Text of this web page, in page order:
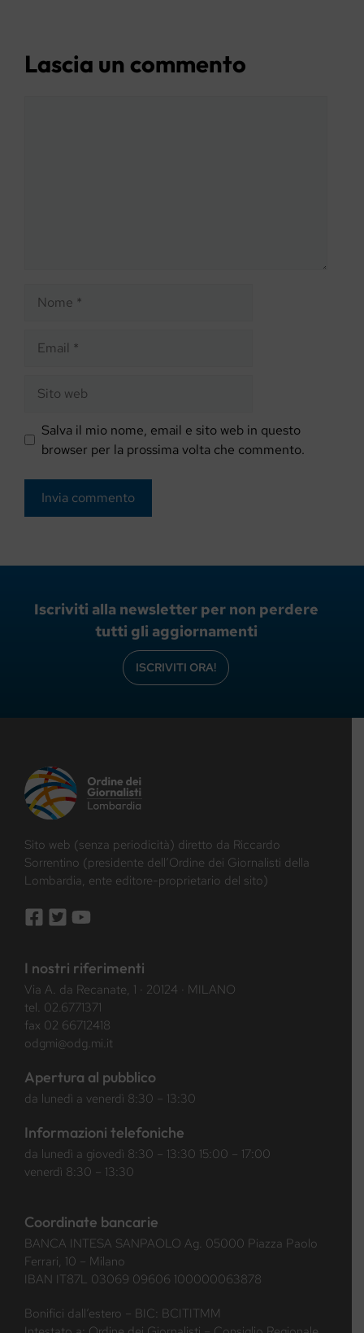
Lascia un commento
web
Salva il mio nome, email e sito web in questo
browser per la prossima volta che commento.
Iscriviti alla newsletter per non perdere
tutti gli aggiornamenti
ISCRIVITI ORA!
Sito web (senza periodicità) diretto da Riccardo
Sorrentino (presidente dell’Ordine dei Giornalisti della
Lombardia, ente editore-proprietario del sito)
I nostri riferimenti
Via A. da Recanate, 1 · 20124 · MILANO
tel. 02.6771371
fax 02 66712418
odgmi@odg.mi.it
Apertura al pubblico
da lunedì a venerdì 8:30 – 13:30
Informazioni telefoniche
da lunedì a giovedì 8:30 – 13:30 15:00 – 17:00
venerdì 8:30 – 13:30
Coordinate bancarie
BANCA INTESA SANPAOLO Ag. 05000 Piazza Paolo
Ferrari, 10 – Milano
IBAN IT87L 03069 09606 100000063878
Bonifici dall’estero – BIC: BCITITMM